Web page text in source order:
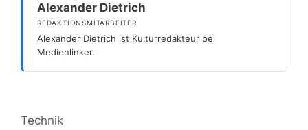
Alexander Dietrich
REDAKTIONSMITARBEITER
Alexander Dietrich ist Kulturredakteur bei
Medienlinker.
Kategorien
Technik